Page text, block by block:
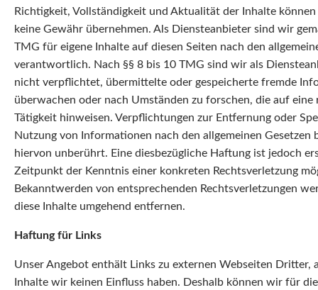
Richtigkeit, Vollständigkeit und Aktualität der Inhalte
keine Gewähr übernehmen. Als Diensteanbieter sind wir
TMG für eigene Inhalte auf diesen Seiten nach den
verantwortlich. Nach §§ 8 bis 10 TMG sind wir als
nicht verpflichtet, übermittelte oder gespeicherte fremde
überwachen oder nach Umständen zu forschen, die auf
Tätigkeit hinweisen. Verpflichtungen zur Entfernung oder
Nutzung von Informationen nach den allgemeinen Gesetzen
hiervon unberührt. Eine diesbezügliche Haftung ist jedoch
Zeitpunkt der Kenntnis einer konkreten Rechtsverletzung
Bekanntwerden von entsprechenden Rechtsverletzungen
diese Inhalte umgehend entfernen.
Haftung für Links
Unser Angebot enthält Links zu externen Webseiten Dritter,
Inhalte wir keinen Einfluss haben. Deshalb können wir für